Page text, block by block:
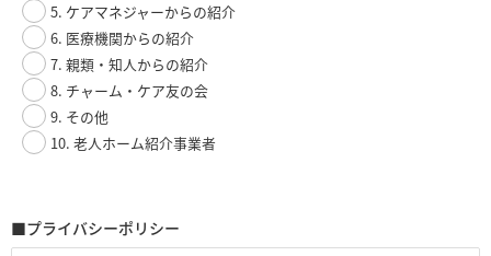
5. ケアマネジャーからの紹介
6. 医療機関からの紹介
7. 親類・知人からの紹介
8. チャーム・ケア友の会
9. その他
10. 老人ホーム紹介事業者
■プライバシーポリシー